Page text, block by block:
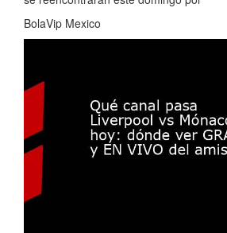
BolaVip Mexico